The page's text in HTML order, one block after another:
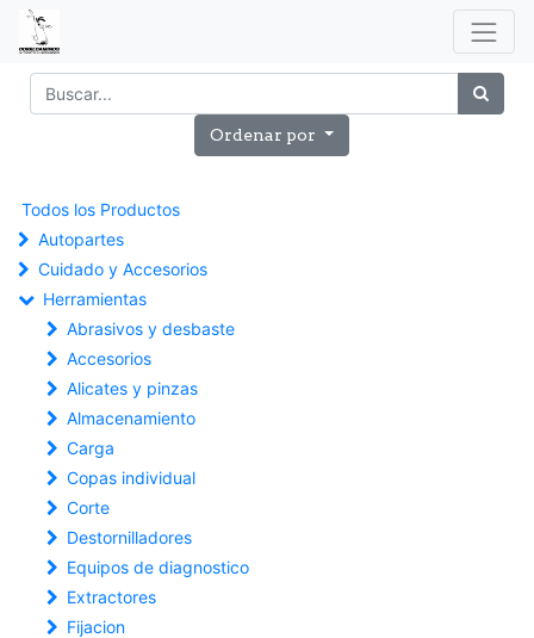
Ordenar por
Todos los Productos
Autopartes
Cuidado y Accesorios
Herramientas
Abrasivos y desbaste
Accesorios
Alicates y pinzas
Almacenamiento
Carga
Copas individual
Corte
Destornilladores
Equipos de diagnostico
Extractores
Fijacion